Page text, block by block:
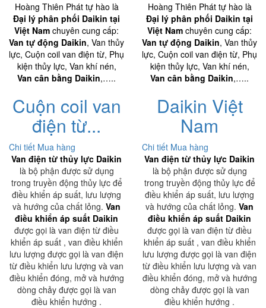
Hoàng Thiên Phát tự hào là
Đại lý phân phối Daikin tại
Việt Nam chuyên cung cấp:
Van tự động Daikin, Van thủy
lực, Cuộn coil van điện từ, Phụ
kiện thủy lực, Van khí nén,
Van cân bằng Daikin,…..
Cuộn coil van
điện từ...
Chi tiết Mua hàng
Hoàng Thiên Phát tự hào là
Đại lý phân phối Daikin tại
Việt Nam chuyên cung cấp:
Van tự động Daikin, Van thủy
lực, Cuộn coil van điện từ, Phụ
kiện thủy lực, Van khí nén,
Van cân bằng Daikin,…..
Daikin Việt
Nam
Chi tiết Mua hàng
Van điện từ thủy lực Daikin
là bộ phận được sử dụng
trong truyền động thủy lực để
điều khiển áp suất, lưu lượng
và hướng của chất lỏng. Van
điều khiển áp suất Daikin
được gọi là van điện từ điều
khiển áp suất , van điều khiển
lưu lượng được gọi là van điện
từ điều khiển lưu lượng và van
điều khiển đóng, mở và hướng
dòng chảy được gọi là van
điều khiển hướng .
Van điện từ thủy lực Daikin
là bộ phận được sử dụng
trong truyền động thủy lực để
điều khiển áp suất, lưu lượng
và hướng của chất lỏng. Van
điều khiển áp suất Daikin
được gọi là van điện từ điều
khiển áp suất , van điều khiển
lưu lượng được gọi là van điện
từ điều khiển lưu lượng và van
điều khiển đóng, mở và hướng
dòng chảy được gọi là van
điều khiển hướng .